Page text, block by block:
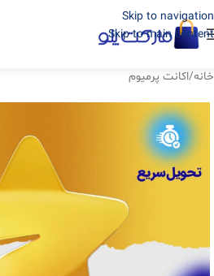
Skip to navigation
Skip to main content
خانه/اکانت پرمیوم